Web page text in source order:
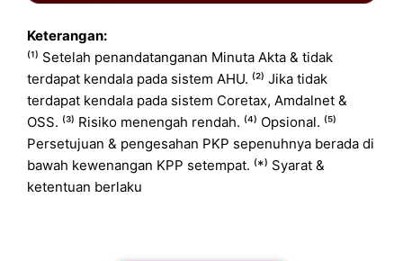
Keterangan:
⁽¹⁾ Setelah penandatanganan Minuta Akta & tidak
terdapat kendala pada sistem AHU. ⁽²⁾ Jika tidak
terdapat kendala pada sistem Coretax, Amdalnet &
OSS. ⁽³⁾ Risiko menengah rendah. ⁽⁴⁾ Opsional. ⁽⁵⁾
Persetujuan & pengesahan PKP sepenuhnya berada di
bawah kewenangan KPP setempat. ⁽*⁾ Syarat &
ketentuan berlaku